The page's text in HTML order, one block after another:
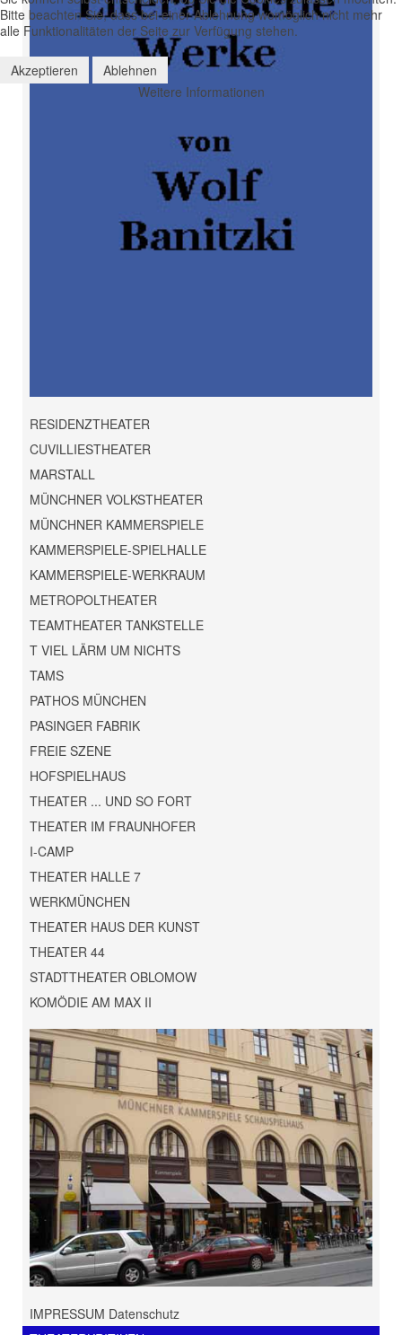
RESIDENZTHEATER
CUVILLIESTHEATER
MARSTALL
MÜNCHNER VOLKSTHEATER
MÜNCHNER KAMMERSPIELE
KAMMERSPIELE-SPIELHALLE
KAMMERSPIELE-WERKRAUM
METROPOLTHEATER
TEAMTHEATER TANKSTELLE
T VIEL LÄRM UM NICHTS
TAMS
PATHOS MÜNCHEN
PASINGER FABRIK
FREIE SZENE
HOFSPIELHAUS
THEATER ... UND SO FORT
THEATER IM FRAUNHOFER
I-CAMP
THEATER HALLE 7
WERKMÜNCHEN
THEATER HAUS DER KUNST
THEATER 44
STADTTHEATER OBLOMOW
KOMÖDIE AM MAX II
IMPRESSUM Datenschutz
Bitte beachten Sie, dass bei einer Ablehnung womöglich nicht mehr
alle Funktionalitäten der Seite zur Verfügung stehen.
Akzeptieren
Ablehnen
Weitere Informationen